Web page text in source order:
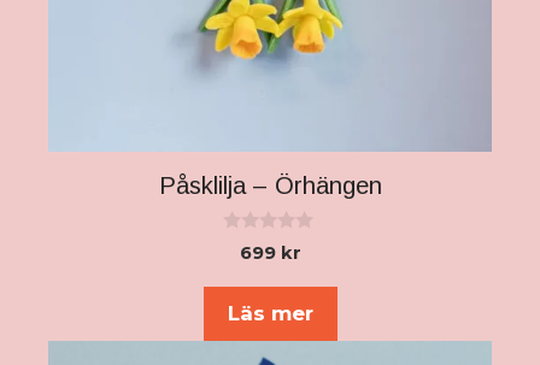
Påsklilja – Örhängen
699 kr
Läs mer